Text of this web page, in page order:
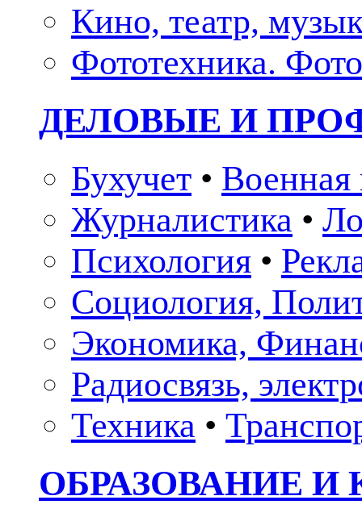
Кино, театр,
Фототехника.
ДЕЛОВЫЕ И
Бухучет • Военная
Журналистика •
Психология •
Социология,
Экономика,
Радиосвязь,
Техника •
ОБРАЗОВАНИЕ И